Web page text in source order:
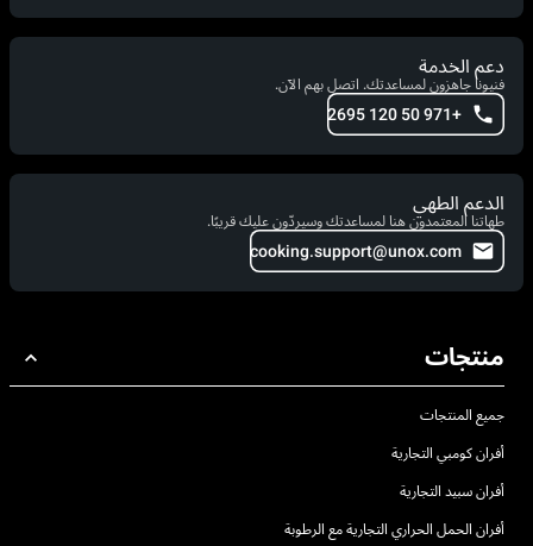
دعم الخدمة
فنيونا جاهزون لمساعدتك. اتصل بهم الآن.
+971 50 120 2695
الدعم الطهي
طهاتنا المعتمدون هنا لمساعدتك وسيردّون عليك قريبًا.
cooking.support@unox.com
منتجات
جميع المنتجات
أفران كومبي التجارية
أفران سبيد التجارية
أفران الحمل الحراري التجارية مع الرطوبة